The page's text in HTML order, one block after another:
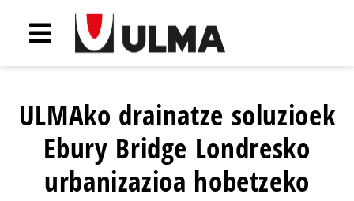
ULMAko drainatze soluzioek
Ebury Bridge Londresko
urbanizazioa hobetzeko